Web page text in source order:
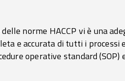
norme HACCP vi è una
e accurata di tutti i
operative standard (SOP)